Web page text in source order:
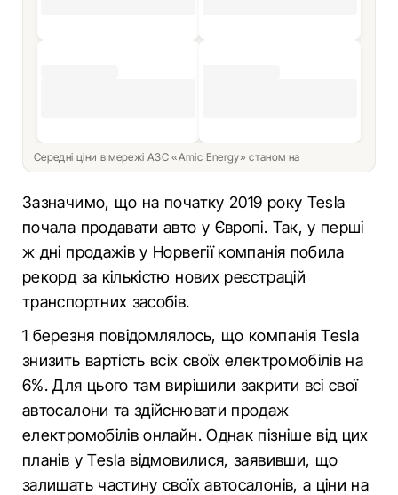
Середні ціни в мережі АЗС «Amic Energy» станом на
Зазначимо, що на початку 2019 року Tesla
почала продавати авто у Європі. Так, у перші
ж дні продажів у Норвегії компанія побила
рекорд за кількістю нових реєстрацій
транспортних засобів.
1 березня повідомлялось, що компанія Tesla
знизить вартість всіх своїх електромобілів на
6%. Для цього там вирішили закрити всі свої
автосалони та здійснювати продаж
електромобілів онлайн. Однак пізніше від цих
планів у Tesla відмовилися, заявивши, що
залишать частину своїх автосалонів, а ціни на